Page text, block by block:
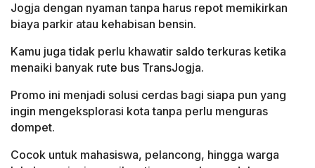
Jogja dengan nyaman tanpa harus repot memikirkan
biaya parkir atau kehabisan bensin.
Kamu juga tidak perlu khawatir saldo terkuras ketika
menaiki banyak rute bus TransJogja.
Promo ini menjadi solusi cerdas bagi siapa pun yang
ingin mengeksplorasi kota tanpa perlu menguras
dompet.
Cocok untuk mahasiswa, pelancong, hingga warga